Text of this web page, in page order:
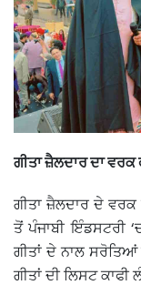
ਗੀਤਾ ਜ਼ੈਲਦਾਰ ਦਾ
ਗੀਤਾ ਜ਼ੈਲਦਾਰ ਦੇ
ਤੋਂ ਪੰਜਾਬੀ
ਗੀਤਾਂ ਦੇ ਨਾਲ
ਗੀਤਾਂ ਦੀ ਲਿਸਟ ਕਾਫੀ